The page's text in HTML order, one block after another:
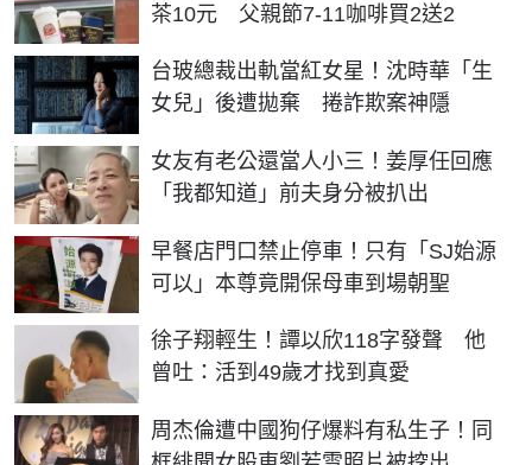
茶10元 父親節7-11咖啡買2送2
台玻總裁出軌當紅女星！沈時華「生
女兒」後遭拋棄 捲詐欺案神隱
女友有老公還當人小三！姜厚任回應
「我都知道」前夫身分被扒出
早餐店門口禁止停車！只有「SJ始源
可以」本尊竟開保母車到場朝聖
徐子翔輕生！譚以欣118字發聲 他
曾吐：活到49歲才找到真愛
周杰倫遭中國狗仔爆料有私生子！同